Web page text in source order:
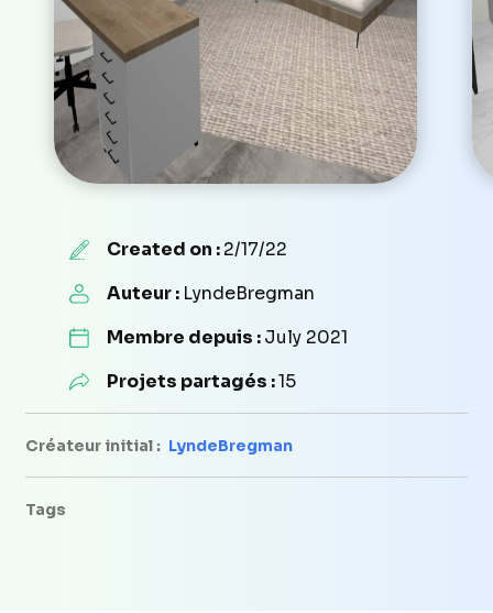
Created on :2/17/22
Auteur : LyndeBregman
Membre depuis :July 2021
Projets partagés :15
Créateur initial : LyndeBregman
Tags